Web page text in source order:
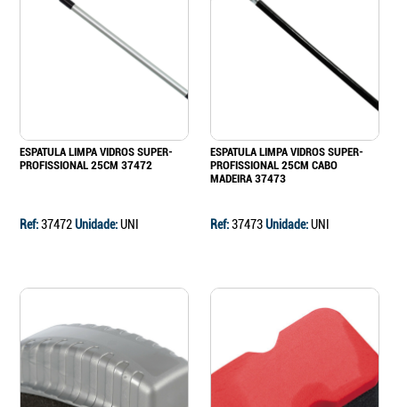
ESPATULA LIMPA VIDROS SUPER-
PROFISSIONAL 25CM 37472
Ref:37472Unidade:UNI
ESPATULA LIMPA VIDROS SUPER-
PROFISSIONAL 25CM CABO
MADEIRA 37473
Ref:37473Unidade:UNI